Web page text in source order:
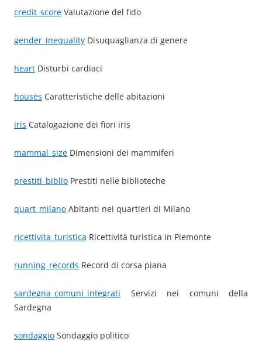
credit_score Valutazione del fido
gender_inequality Disuquaglianza di genere
heart Disturbi cardiaci
houses Caratteristiche delle abitazioni
iris Catalogazione dei fiori iris
mammal_size Dimensioni dei mammiferi
prestiti_biblio Prestiti nelle biblioteche
quart_milano Abitanti nei quartieri di Milano
ricettivita_turistica Ricettività turistica in Piemonte
running_records Record di corsa piana
sardegna_comuni_integrati Servizi nei comuni della
Sardegna
sondaggio Sondaggio politico